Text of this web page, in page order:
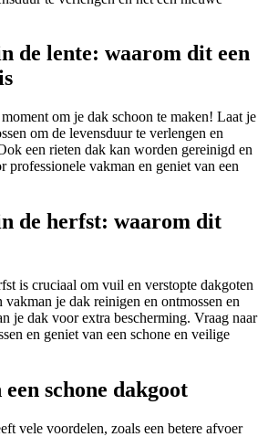
de lente: waarom dit een
om je dak schoon te maken! Laat je
om de levensduur te verlengen en
een rieten dak kan worden gereinigd en
professionele vakman en geniet van een
de herfst: waarom dit
is cruciaal om vuil en verstopte dakgoten
je dak reinigen en ontmossen en
je dak voor extra bescherming. Vraag naar
en geniet van een schone en veilige
schone dakgoot
vele voordelen, zoals een betere afvoer